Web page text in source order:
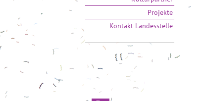
Projekte
Kontakt Landesstelle